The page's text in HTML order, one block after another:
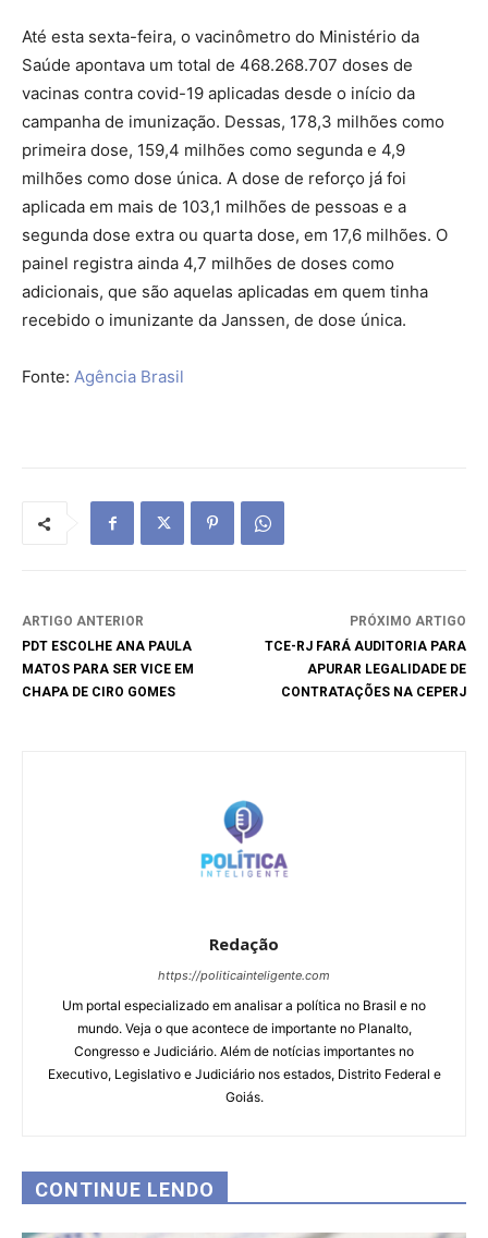
Até esta sexta-feira, o vacinômetro do Ministério da
Saúde apontava um total de 468.268.707 doses de
vacinas contra covid-19 aplicadas desde o início da
campanha de imunização. Dessas, 178,3 milhões como
primeira dose, 159,4 milhões como segunda e 4,9
milhões como dose única. A dose de reforço já foi
aplicada em mais de 103,1 milhões de pessoas e a
segunda dose extra ou quarta dose, em 17,6 milhões. O
painel registra ainda 4,7 milhões de doses como
adicionais, que são aquelas aplicadas em quem tinha
recebido o imunizante da Janssen, de dose única.
Fonte: Agência Brasil
ARTIGO ANTERIOR
PDT ESCOLHE ANA PAULA
MATOS PARA SER VICE EM
CHAPA DE CIRO GOMES
PRÓXIMO ARTIGO
TCE-RJ FARÁ AUDITORIA PARA
APURAR LEGALIDADE DE
CONTRATAÇÕES NA CEPERJ
Redação
https://politicainteligente.com
Um portal especializado em analisar a política no Brasil e no
mundo. Veja o que acontece de importante no Planalto,
Congresso e Judiciário. Além de notícias importantes no
Executivo, Legislativo e Judiciário nos estados, Distrito Federal e
Goiás.
CONTINUE LENDO